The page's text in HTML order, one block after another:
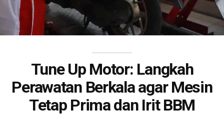
Tune Up Motor: Langkah
Perawatan Berkala agar Mesin
Tetap Prima dan Irit BBM